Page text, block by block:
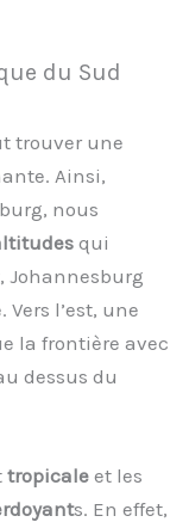
du Sud
trouver une
Ainsi,
nous
qui
Johannesburg
l’est, une
la frontière avec
dessus du
tropicale et les
s. En effet,